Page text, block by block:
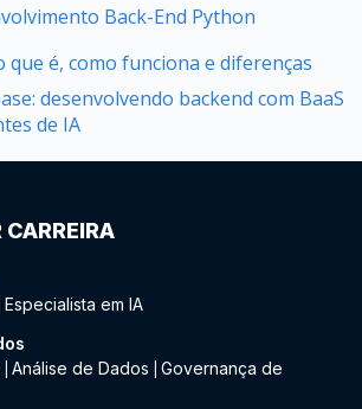
Back-End Python
que é, como funciona e diferenças
desenvolvendo backend com BaaS
de IA
CARREIRA
Especialista em IA
Análise de Dados
Governança de